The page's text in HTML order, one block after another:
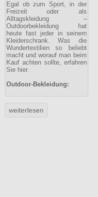
Egal ob zum Sport, in der
Freizeit oder als
Alltagskleidung –
Outdoorbekleidung hat
heute fast jeder in seinem
Kleiderschrank. Was die
Wundertextilien so beliebt
macht und worauf man beim
Kauf achten sollte, erfahren
Sie hier.
Outdoor-Bekleidung: